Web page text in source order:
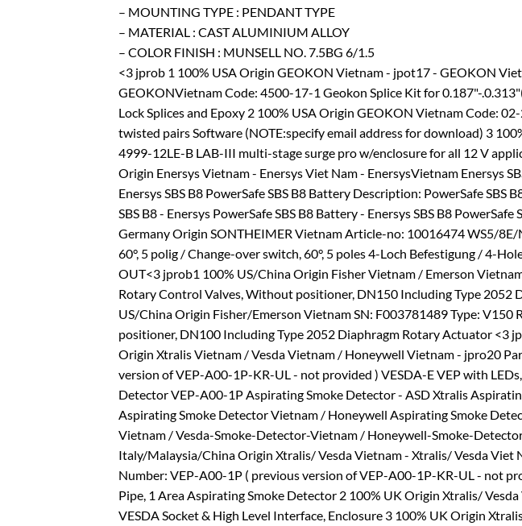
– MOUNTING TYPE : PENDANT TYPE
– MATERIAL : CAST ALUMINIUM ALLOY
– COLOR FINISH : MUNSELL NO. 7.5BG 6/1.5
<3 jprob 1 100% USA Origin GEOKON Vietnam - jpot17 - GEOKON
GEOKONVietnam Code: 4500-17-1 Geokon Splice Kit for 0.187"-
Lock Splices and Epoxy 2 100% USA Origin GEOKON Vietnam Code:
twisted pairs Software (NOTE:specify email address for download) 3
4999-12LE-B LAB-III multi-stage surge pro w/enclosure for all 12 V
Origin Enersys Vietnam - Enersys Viet Nam - EnersysVietnam Enersys
Enersys SBS B8 PowerSafe SBS B8 Battery Description: PowerSafe
SBS B8 - Enersys PowerSafe SBS B8 Battery - Enersys SBS B8
Germany Origin SONTHEIMER Vietnam Article-no: 10016474 WS5/
60°, 5 polig / Change-over switch, 60°, 5 poles 4-Loch Befestigung / 4-
OUT<3 jprob1 100% US/China Origin Fisher Vietnam / Emerson
Rotary Control Valves, Without positioner, DN150 Including Type 2052
US/China Origin Fisher/Emerson Vietnam SN: F003781489 Type:
positioner, DN100 Including Type 2052 Diaphragm Rotary Actuator <3
Origin Xtralis Vietnam / Vesda Vietnam / Honeywell Vietnam - jpro20
version of VEP-A00-1P-KR-UL - not provided ) VESDA-E VEP with
Detector VEP-A00-1P Aspirating Smoke Detector - ASD Xtralis
Aspirating Smoke Detector Vietnam / Honeywell Aspirating Smoke
Vietnam / Vesda-Smoke-Detector-Vietnam / Honeywell-Smoke-
Italy/Malaysia/China Origin Xtralis/ Vesda Vietnam - Xtralis/ Vesda Viet
Number: VEP-A00-1P ( previous version of VEP-A00-1P-KR-UL - not
Pipe, 1 Area Aspirating Smoke Detector 2 100% UK Origin Xtralis/
VESDA Socket & High Level Interface, Enclosure 3 100% UK Origin